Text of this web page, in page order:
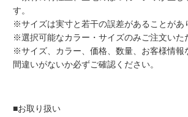
す。
※サイズは実寸と若干の誤差があることがあ
※選択可能なカラー・サイズのみご注文いた
※サイズ、カラー、価格、数量、お客様情報
間違いがないか必ずご確認ください。
■お取り扱い